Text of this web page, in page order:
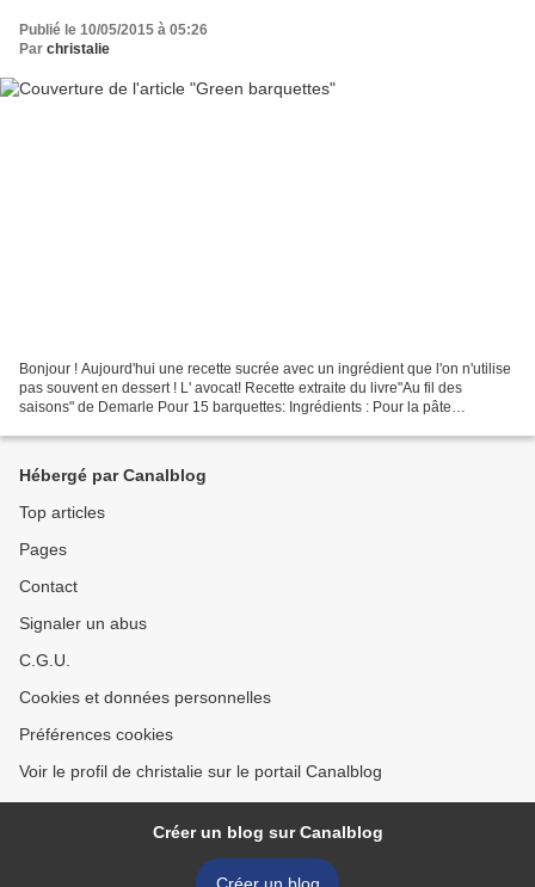
Publié le 10/05/2015 à 05:26
Par christalie
Bonjour ! Aujourd'hui une recette sucrée avec un ingrédient que l'on n'utilise
pas souvent en dessert ! L' avocat! Recette extraite du livre"Au fil des
saisons" de Demarle Pour 15 barquettes: Ingrédients : Pour la pâte
Hébergé par Canalblog
Top articles
Pages
Contact
Signaler un abus
C.G.U.
Cookies et données personnelles
Préférences cookies
Voir le profil de christalie sur le portail Canalblog
Créer un blog sur Canalblog